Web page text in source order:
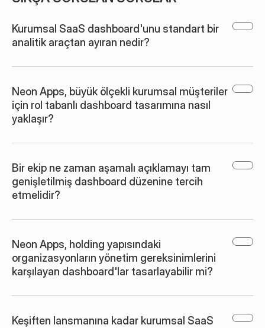
Kurumsal SaaS dashboard'unu standart bir
analitik araçtan ayıran nedir?
Neon Apps, büyük ölçekli kurumsal müşteriler
için rol tabanlı dashboard tasarımına nasıl
yaklaşır?
Bir ekip ne zaman aşamalı açıklamayı tam
genişletilmiş dashboard düzenine tercih
etmelidir?
Neon Apps, holding yapısındaki
organizasyonların yönetim gereksinimlerini
karşılayan dashboard'lar tasarlayabilir mi?
Keşiften lansmanına kadar kurumsal SaaS